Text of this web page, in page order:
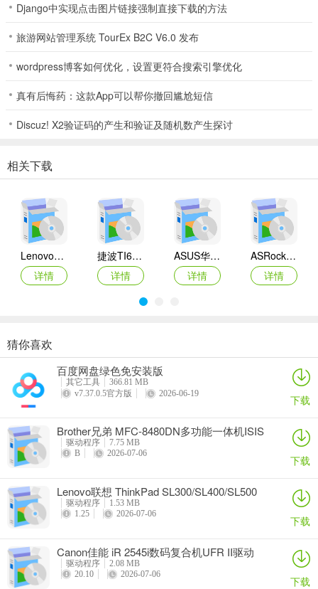
Django中实现点击图片链接强制直接下载的方法
旅游网站管理系统 TourEx B2C V6.0 发布
wordpress博客如何优化，设置更符合搜索引擎优化
真有后悔药：这款App可以帮你撤回尴尬短信
Discuz! X2验证码的产生和验证及随机数产生探讨
相关下载
Lenovo联想 Ideapad Z465/Z565系列笔记本 声卡驱动
详情
捷波TI61AG-A主板BIOS
详情
ASUS华硕F1A55-M LX3 R2.0主板BIOS
详情
ASRock华擎IMB-A160主板BIOS
详情
奥睿科PAS3062-2E/PAS3062-2S/PAS3064-2S2E系列扩展卡驱动
详情
Canon佳能 PowerShot A310 WIA驱动
详情
AMD Mobility Radeon HD 2000/HD 3000/HD 4000/HD 5000系列移动显卡催化剂驱动
映泰Hi-Fi H77S 5.x主板BIOS
猜你喜欢
百度网盘绿色免安装版
其它工具
366.81 MB
v7.37.0.5官方版
2026-06-19 下载
Brother兄弟 MFC-8480DN多功能一体机ISIS
驱动
驱动程序
7.75 MB
B
2026-07-06 下载
Lenovo联想 ThinkPad SL300/SL400/SL500
笔记本BIOS
驱动程序
1.53 MB
1.25
2026-07-06 下载
Canon佳能 iR 2545i数码复合机UFR II驱动
驱动程序
2.08 MB
20.10
2026-07-06 下载